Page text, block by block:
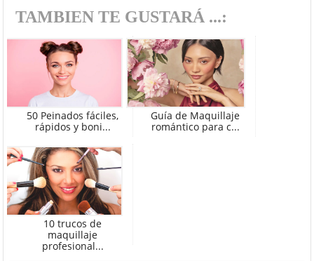
TAMBIEN TE GUSTARÁ ...:
50 Peinados fáciles,
rápidos y boni...
Guía de Maquillaje
romántico para c...
10 trucos de
maquillaje
profesional...